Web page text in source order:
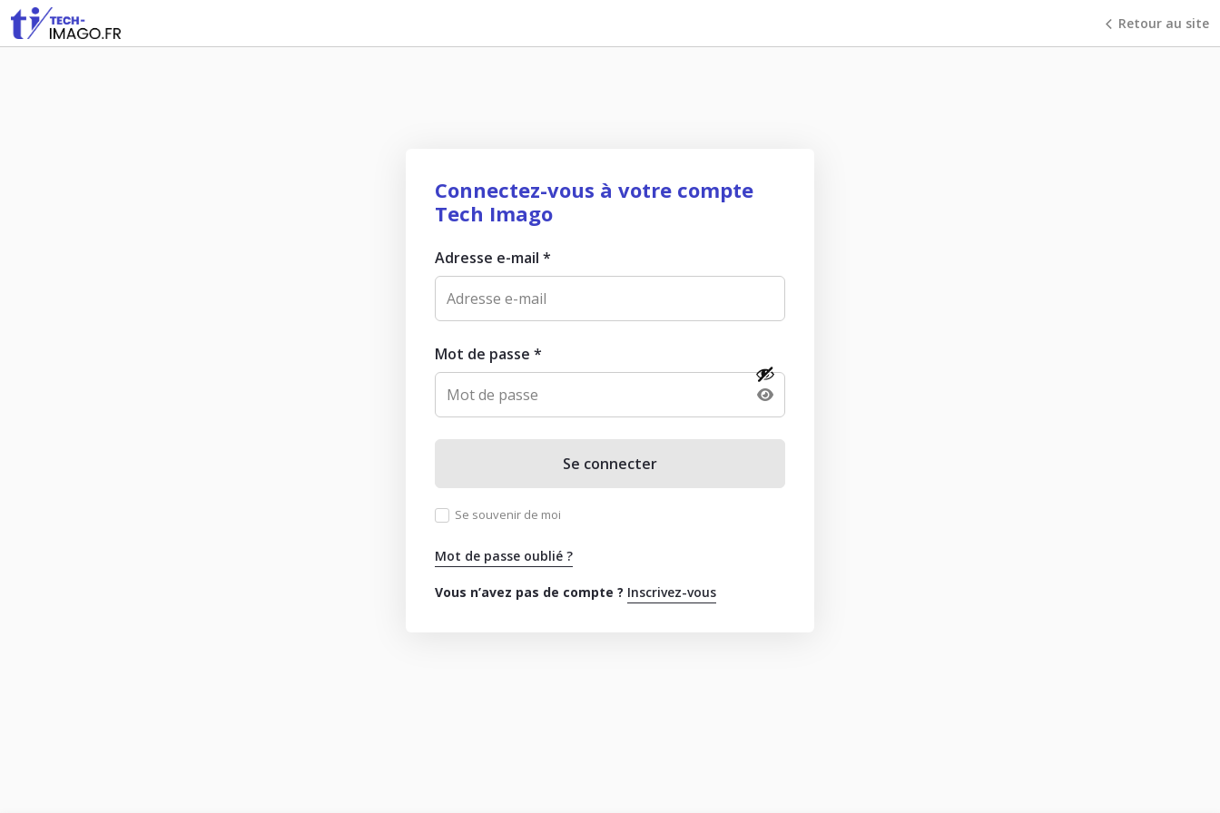
Retour au site
Connectez-vous à votre compte
Tech Imago
Adresse e-mail *
Mot de passe *
Se connecter
Se souvenir de moi
Mot de passe oublié ?
Vous n’avez pas de compte ? Inscrivez-vous